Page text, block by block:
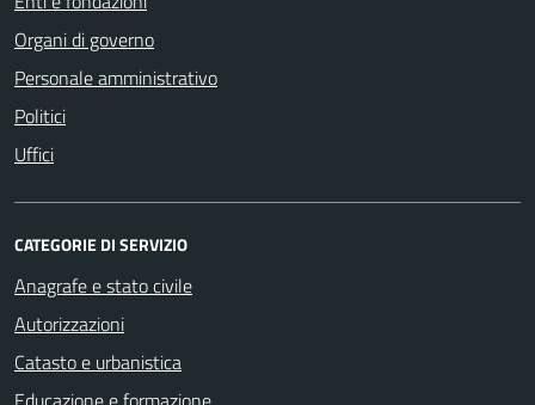
Organi di governo
Personale amministrativo
Politici
Uffici
CATEGORIE DI SERVIZIO
Anagrafe e stato civile
Autorizzazioni
Catasto e urbanistica